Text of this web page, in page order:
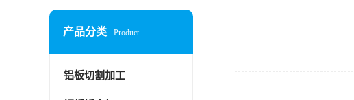
产品分类 Product
铝板切割加工